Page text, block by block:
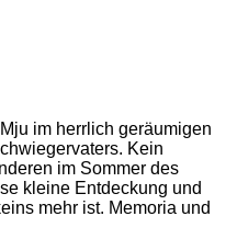
im herrlich geräumigen
Kein
im Sommer des
kleine Entdeckung und
mehr ist. Memoria und